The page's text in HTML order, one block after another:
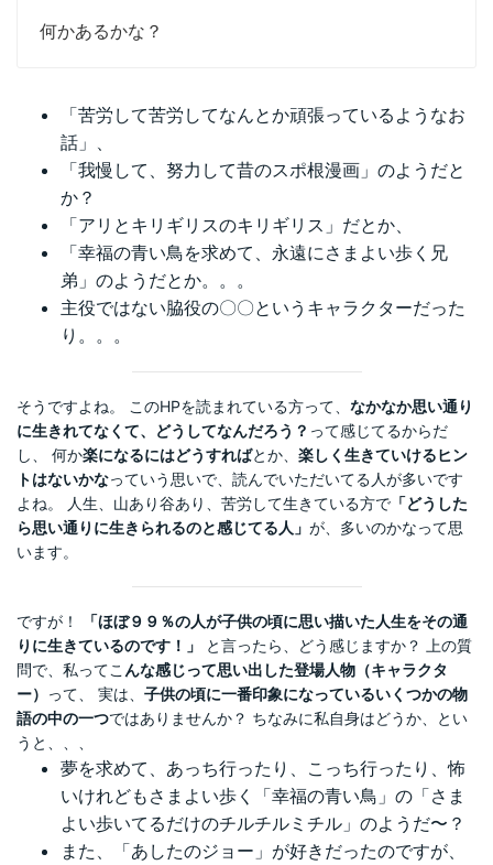
何かあるかな？
「苦労して苦労してなんとか頑張っているようなお
話」、
「我慢して、努力して昔のスポ根漫画」のようだと
か？
「アリとキリギリスのキリギリス」だとか、
「幸福の青い鳥を求めて、永遠にさまよい歩く兄
弟」のようだとか。。。
主役ではない脇役の〇〇というキャラクターだった
り。。。
そうですよね。 このHPを読まれている方って、 なかなか思い通り
に生きれてなくて、どうしてなんだろう？ って感じてるからだ
し、 何か楽になるにはどうすればとか、 楽しく生きていけるヒン
トはないかなっていう思いで、読んでいただいてる人が多いです
よね。 人生、山あり谷あり、苦労して生きている方で 「どうした
ら思い通りに生きられるのと感じてる人」 が、多いのかなって思
います。
ですが！
「ほぼ９９％の人が子供の頃に思い描いた人生をその通
りに生きているのです！」
と言ったら、どう感じますか？ 上の質
問で、私ってこ んな感じって思い出した登場人物（キャラクタ
ー） って、 実は、 子供の頃に一番印象になっているいくつかの物
語の中の一つではありませんか？ ちなみに私自身はどうか、とい
うと、、、
夢を求めて、あっち行ったり、こっち行ったり、怖
いけれどもさまよい歩く「幸福の青い鳥」の「さま
よい歩いてるだけのチルチルミチル」のようだ〜？
また、「あしたのジョー」が好きだったのですが、